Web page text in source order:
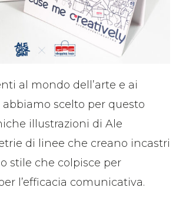
al mondo dell’arte e ai
scelto per questo
illustrazioni di Ale
di linee che creano incastri
stile che colpisce per
l’efficacia comunicativa.